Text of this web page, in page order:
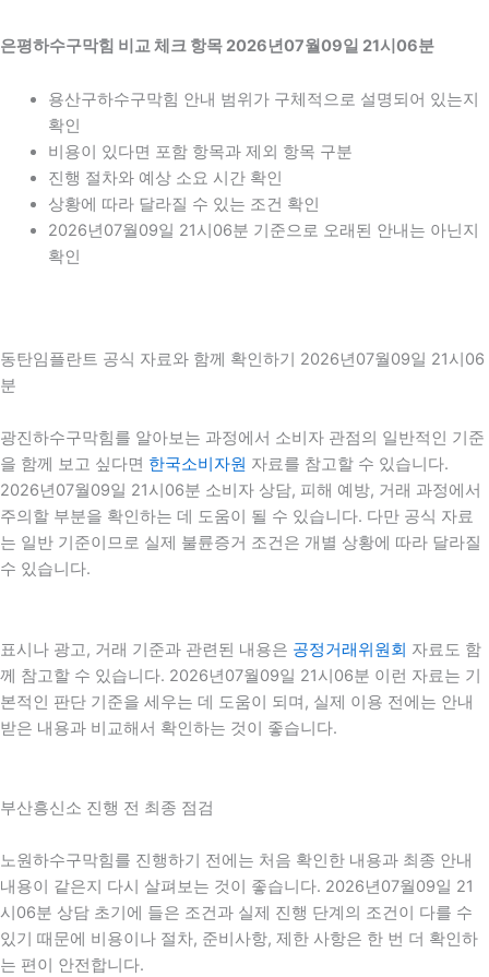
은평하수구막힘 비교 체크 항목 2026년07월09일 21시06분
용산구하수구막힘 안내 범위가 구체적으로 설명되어 있는지
확인
비용이 있다면 포함 항목과 제외 항목 구분
진행 절차와 예상 소요 시간 확인
상황에 따라 달라질 수 있는 조건 확인
2026년07월09일 21시06분 기준으로 오래된 안내는 아닌지
확인
동탄임플란트 공식 자료와 함께 확인하기 2026년07월09일 21시06
분
광진하수구막힘를 알아보는 과정에서 소비자 관점의 일반적인 기준
을 함께 보고 싶다면 한국소비자원 자료를 참고할 수 있습니다.
2026년07월09일 21시06분 소비자 상담, 피해 예방, 거래 과정에서
주의할 부분을 확인하는 데 도움이 될 수 있습니다. 다만 공식 자료
는 일반 기준이므로 실제 불륜증거 조건은 개별 상황에 따라 달라질
수 있습니다.
표시나 광고, 거래 기준과 관련된 내용은 공정거래위원회 자료도 함
께 참고할 수 있습니다. 2026년07월09일 21시06분 이런 자료는 기
본적인 판단 기준을 세우는 데 도움이 되며, 실제 이용 전에는 안내
받은 내용과 비교해서 확인하는 것이 좋습니다.
부산흥신소 진행 전 최종 점검
노원하수구막힘를 진행하기 전에는 처음 확인한 내용과 최종 안내
내용이 같은지 다시 살펴보는 것이 좋습니다. 2026년07월09일 21
시06분 상담 초기에 들은 조건과 실제 진행 단계의 조건이 다를 수
있기 때문에 비용이나 절차, 준비사항, 제한 사항은 한 번 더 확인하
는 편이 안전합니다.